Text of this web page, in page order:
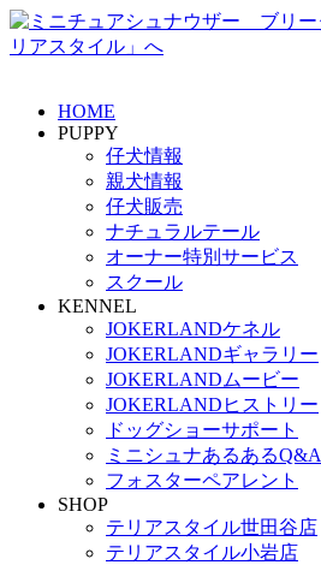
HOME
PUPPY
仔犬情報
親犬情報
仔犬販売
ナチュラルテール
オーナー特別サービス
スクール
KENNEL
JOKERLANDケネル
JOKERLANDギャラリー
JOKERLANDムービー
JOKERLANDヒストリー
ドッグショーサポート
ミニシュナあるあるQ&A
フォスターペアレント
SHOP
テリアスタイル世田谷店
テリアスタイル小岩店